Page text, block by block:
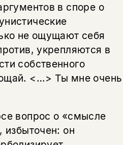
в споре о
не ощущают себя
укрепляются в
собственного
<…> Ты мне очень
вопрос о «смысле
избыточен: он